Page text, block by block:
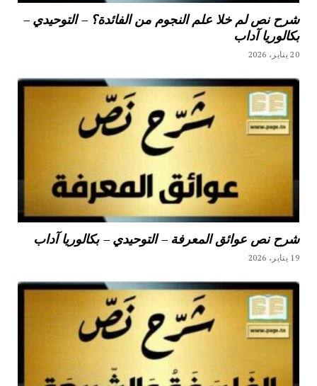
شرح نص لم خلا علم النجوم من الفائدة؟ – التوحيدي –
بكالوريا آداب
20 يناير، 2026
شرح نص عوائق المعرفة – التوحيدي – بكالوريا آداب
19 يناير، 2026